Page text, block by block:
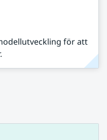
för att